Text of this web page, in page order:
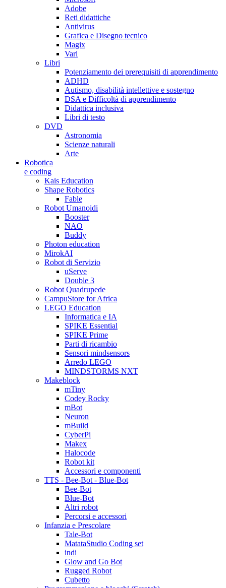
Adobe
Reti didattiche
Antivirus
Grafica e Disegno tecnico
Magix
Vari
Libri
Potenziamento dei prerequisiti di apprendimento
ADHD
Autismo, disabilità intellettive e sostegno
DSA e Difficoltà di apprendimento
Didattica inclusiva
Libri di testo
DVD
Astronomia
Scienze naturali
Arte
Robotica
e coding
Kais Education
Shape Robotics
Fable
Robot Umanoidi
Booster
NAO
Buddy
Photon education
MirokAI
Robot di Servizio
uServe
Double 3
Robot Quadrupede
CampuStore for Africa
LEGO Education
Informatica e IA
SPIKE Essential
SPIKE Prime
Parti di ricambio
Sensori mindsensors
Arredo LEGO
MINDSTORMS NXT
Makeblock
mTiny
Codey Rocky
mBot
Neuron
mBuild
CyberPi
Makex
Halocode
Robot kit
Accessori e componenti
TTS - Bee-Bot - Blue-Bot
Bee-Bot
Blue-Bot
Altri robot
Percorsi e accessori
Infanzia e Prescolare
Tale-Bot
MatataStudio Coding set
indi
Glow and Go Bot
Rugged Robot
Cubetto